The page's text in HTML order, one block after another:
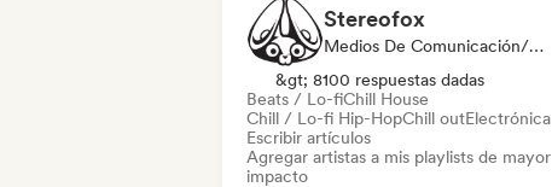
Stereofox
Medios De Comunicación/Periodista, Playlist Curator
&gt; 8100 respuestas dadas
Beats / Lo-fiChill House
Chill / Lo-fi Hip-HopChill outElectrónica
Escribir artículos
Agregar artistas a mis playlists de mayor
impacto